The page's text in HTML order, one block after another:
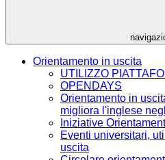
Orientamento in uscita
UTILIZZO
OPENDAYS
Orientamento in
migliora l'inglese
Iniziative
Eventi universitari,
uscita